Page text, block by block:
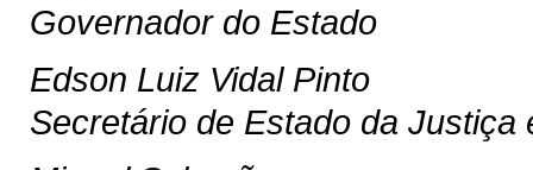
Governador do Estado
Edson Luiz Vidal Pinto
Secretário de Estado da Justiça